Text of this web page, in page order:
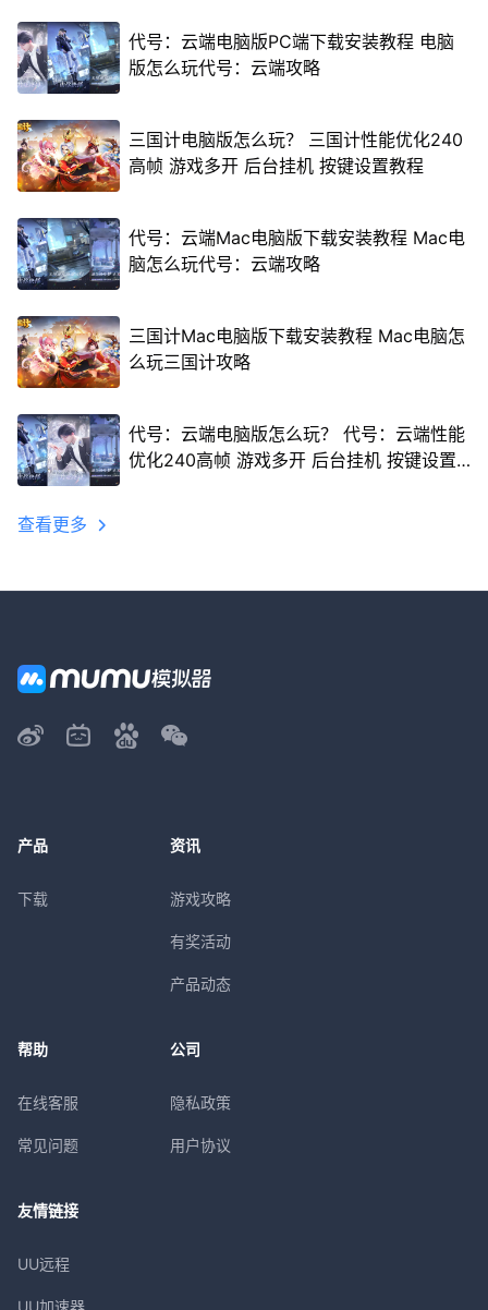
代号：云端电脑版PC端下载安装教程 电脑
版怎么玩代号：云端攻略
三国计电脑版怎么玩？ 三国计性能优化240
高帧 游戏多开 后台挂机 按键设置教程
代号：云端Mac电脑版下载安装教程 Mac电
脑怎么玩代号：云端攻略
三国计Mac电脑版下载安装教程 Mac电脑怎
么玩三国计攻略
代号：云端电脑版怎么玩？ 代号：云端性能
优化240高帧 游戏多开 后台挂机 按键设置
查看更多
产品
下载
资讯
游戏攻略
有奖活动
产品动态
帮助
在线客服
常见问题
公司
隐私政策
用户协议
友情链接
UU远程
UU加速器